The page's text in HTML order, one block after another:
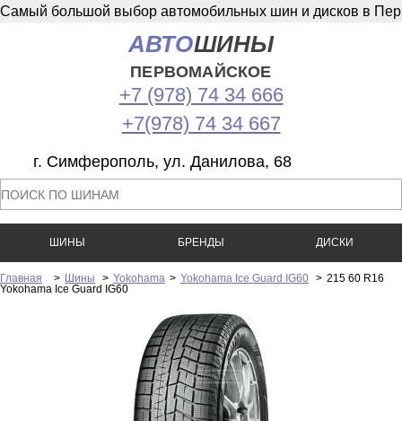
Самый большой выбор автомобильных шин и дисков в
АВТОШИНЫ
ПЕРВОМАЙСКОЕ
+7 (978) 74 34 666
+7(978) 74 34 667
г. Симферополь, ул. Данилова, 68
ШИНЫ БРЕНДЫ ДИСКИ
Главная > Шины > Yokohama > Yokohama Ice Guard IG60 > 215 60 R16
Yokohama Ice Guard IG60